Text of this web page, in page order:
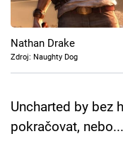
Pořady
TV Program
Přihlášení
Nathan Drake
Zdroj: Naughty Dog
Uncharted by bez
pokračovat,